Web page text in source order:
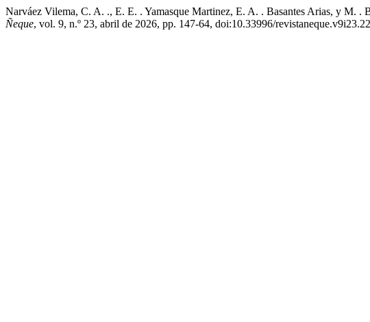
Narváez Vilema, C. A. ., E. E. . Yamasque Martinez, E. A. . Basantes Arias, y M.
Ñeque, vol. 9, n.º 23, abril de 2026, pp. 147-64, doi:10.33996/